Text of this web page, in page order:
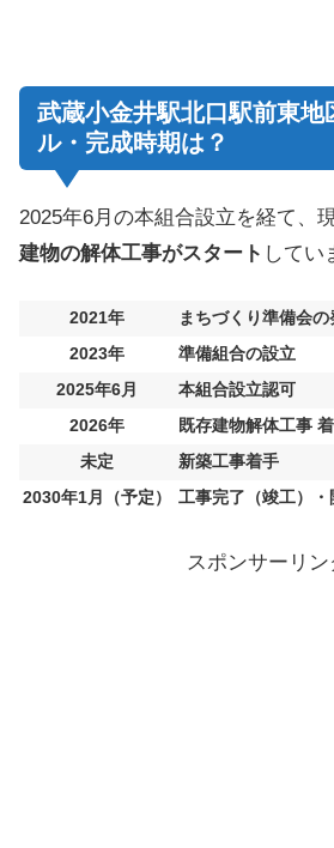
武蔵小金井駅北口駅前東地
ル・完成時期は？
2025年6月の本組合設立を経て、
建物の解体工事がスタート してい
2021年
まちづくり準備会
2023年
準備組合の設立
2025年6月
本組合設立認可
2026年
既存建物解体工事
未定
新築工事着手
2030年1月（予定）
工事完了（竣工）・
スポンサーリン